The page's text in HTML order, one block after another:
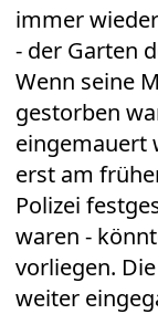
immer
- der Garten
Wenn seine
gestorben
eingemauert
erst am
Polizei
waren -
vorliegen.
weiter